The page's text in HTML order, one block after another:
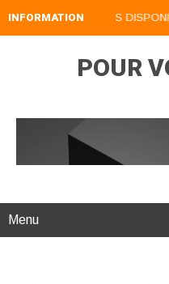
INFORMATION
NUMERIQUES
POUR
Menu